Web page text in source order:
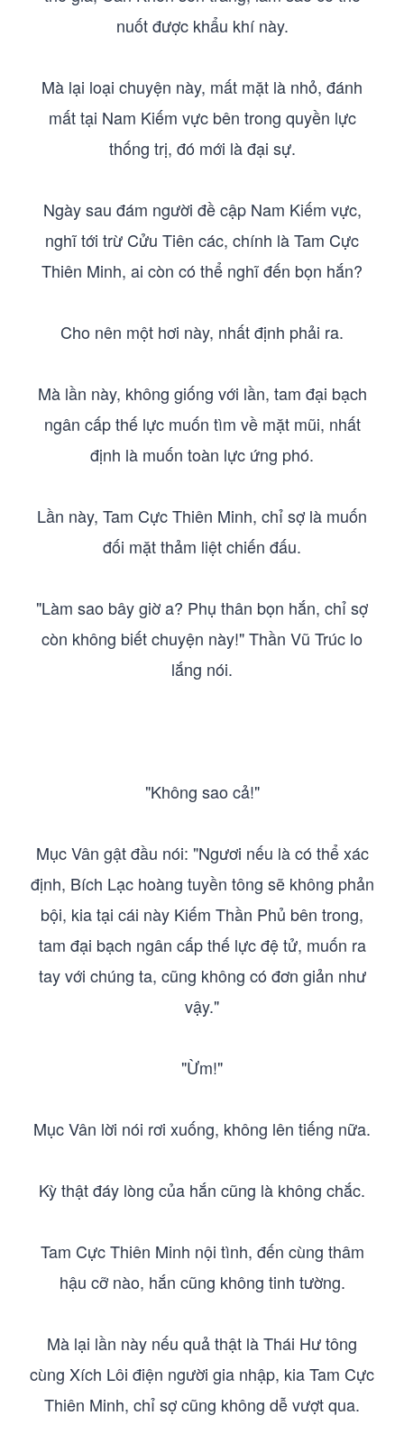
nuốt được khẩu khí này.
Mà lại loại chuyện này, mất mặt là nhỏ, đánh
mất tại Nam Kiếm vực bên trong quyền lực
thống trị, đó mới là đại sự.
Ngày sau đám người đề cập Nam Kiếm vực,
nghĩ tới trừ Cửu Tiên các, chính là Tam Cực
Thiên Minh, ai còn có thể nghĩ đến bọn hắn?
Cho nên một hơi này, nhất định phải ra.
Mà lần này, không giống với lần, tam đại bạch
ngân cấp thế lực muốn tìm về mặt mũi, nhất
định là muốn toàn lực ứng phó.
Lần này, Tam Cực Thiên Minh, chỉ sợ là muốn
đối mặt thảm liệt chiến đấu.
"Làm sao bây giờ a? Phụ thân bọn hắn, chỉ sợ
còn không biết chuyện này!" Thần Vũ Trúc lo
lắng nói.
"Không sao cả!"
Mục Vân gật đầu nói: "Ngươi nếu là có thể xác
định, Bích Lạc hoàng tuyền tông sẽ không phản
bội, kia tại cái này Kiếm Thần Phủ bên trong,
tam đại bạch ngân cấp thế lực đệ tử, muốn ra
tay với chúng ta, cũng không có đơn giản như
vậy."
"Ừm!"
Mục Vân lời nói rơi xuống, không lên tiếng nữa.
Kỳ thật đáy lòng của hắn cũng là không chắc.
Tam Cực Thiên Minh nội tình, đến cùng thâm
hậu cỡ nào, hắn cũng không tinh tường.
Mà lại lần này nếu quả thật là Thái Hư tông
cùng Xích Lôi điện người gia nhập, kia Tam Cực
Thiên Minh, chỉ sợ cũng không dễ vượt qua.